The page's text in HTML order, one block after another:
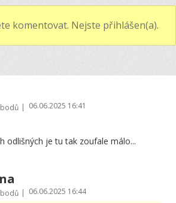
komentovat. Nejste přihlášen(a).
| 06.06.2025 16:41
odlišných je tu tak zoufale málo...
| 06.06.2025 16:44